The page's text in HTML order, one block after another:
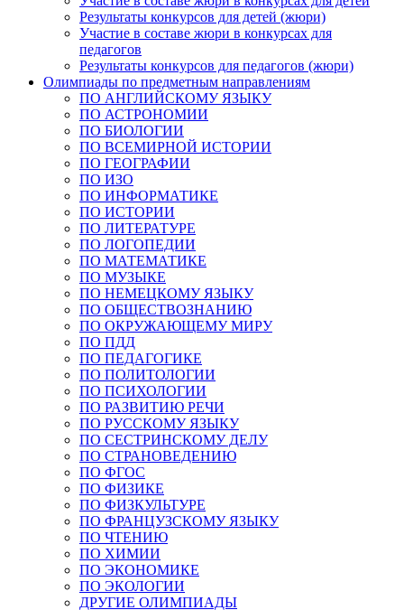
Результаты конкурсов для детей (жюри)
Участие в составе жюри в конкурсах для
педагогов
Результаты конкурсов для педагогов (жюри)
Олимпиады по предметным направлениям
ПО АНГЛИЙСКОМУ ЯЗЫКУ
ПО АСТРОНОМИИ
ПО БИОЛОГИИ
ПО ВСЕМИРНОЙ ИСТОРИИ
ПО ГЕОГРАФИИ
ПО ИЗО
ПО ИНФОРМАТИКЕ
ПО ИСТОРИИ
ПО ЛИТЕРАТУРЕ
ПО ЛОГОПЕДИИ
ПО МАТЕМАТИКЕ
ПО МУЗЫКЕ
ПО НЕМЕЦКОМУ ЯЗЫКУ
ПО ОБЩЕСТВОЗНАНИЮ
ПО ОКРУЖАЮЩЕМУ МИРУ
ПО ПДД
ПО ПЕДАГОГИКЕ
ПО ПОЛИТОЛОГИИ
ПО ПСИХОЛОГИИ
ПО РАЗВИТИЮ РЕЧИ
ПО РУССКОМУ ЯЗЫКУ
ПО СЕСТРИНСКОМУ ДЕЛУ
ПО СТРАНОВЕДЕНИЮ
ПО ФГОС
ПО ФИЗИКЕ
ПО ФИЗКУЛЬТУРЕ
ПО ФРАНЦУЗСКОМУ ЯЗЫКУ
ПО ЧТЕНИЮ
ПО ХИМИИ
ПО ЭКОНОМИКЕ
ПО ЭКОЛОГИИ
ДРУГИЕ ОЛИМПИАДЫ